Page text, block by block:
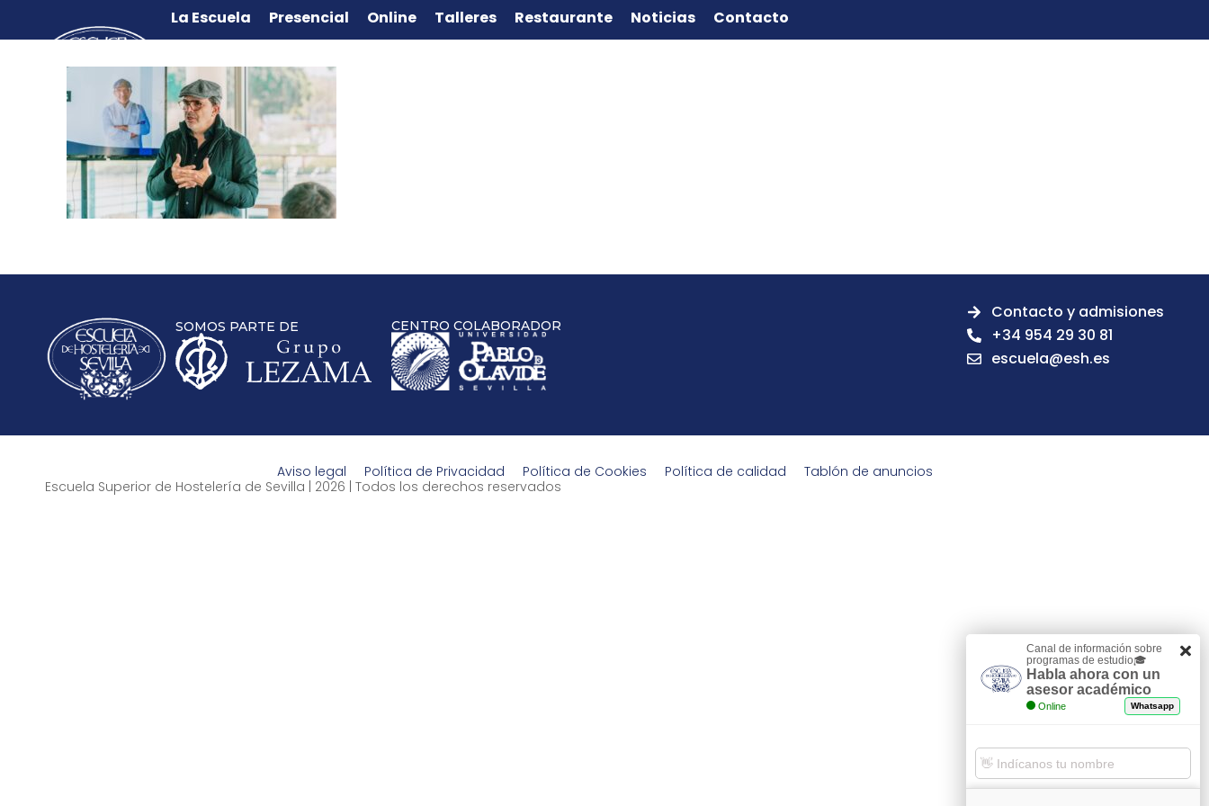
La Escuela Presencial Online Talleres Restaurante Noticias Contacto
SOMOS PARTE DE CENTRO COLABORADOR
Contacto y admisiones
+34 954 29 30 81
escuela@esh.es
Aviso legal Política de Privacidad Política de Cookies Política de calidad
Tablón de anuncios
Escuela Superior de Hostelería de Sevilla | 2026 | Todos los derechos reservados
Canal de información sobre
programas de estudio🎓
Habla ahora con un
asesor académico
Online Whatsapp